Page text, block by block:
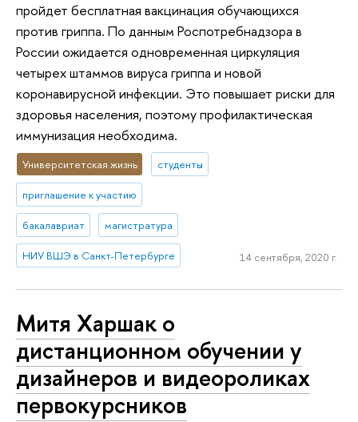
пройдет бесплатная вакцинация обучающихся
против гриппа. По данным Роспотребнадзора в
России ожидается одновременная циркуляция
четырех штаммов вируса гриппа и новой
коронавирусной инфекции. Это повышает риски для
здоровья населения, поэтому профилактическая
иммунизация необходима.
Университетская жизнь студенты
приглашение к участию
бакалавриат магистратура
НИУ ВШЭ в Санкт-Петербурге 14 сентября, 2020 г.
Митя Харшак о
дистанционном обучении у
дизайнеров и видеороликах
первокурсников